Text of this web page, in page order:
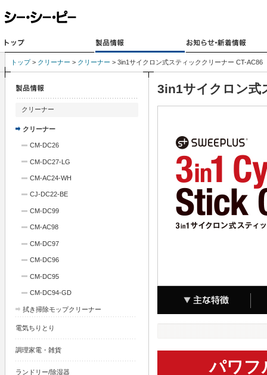
トップ> クリーナー > クリーナー > 3in1サイクロン式スティッククリーナー CT-AC86
クリーナー
クリーナー
CM-DC26
CM-DC27-LG
CM-AC24-WH
CJ-DC22-BE
CM-DC99
CM-AC98
CM-DC97
CM-DC96
CM-DC95
CM-DC94-GD
拭き掃除モップクリーナー
電気ちりとり
調理家電・雑貨
ランドリー/除湿器
3in1サイクロン式
パワフ